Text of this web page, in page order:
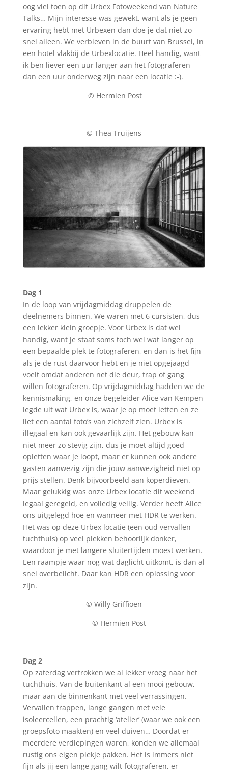
oog viel toen op dit Urbex Fotoweekend van Nature
Talks… Mijn interesse was gewekt, want als je geen
ervaring hebt met Urbexen dan doe je dat niet zo
snel alleen. We verbleven in de buurt van Brussel, in
een hotel vlakbij de Urbexlocatie. Heel handig, want
ik ben liever een uur langer aan het fotograferen
dan een uur onderweg zijn naar een locatie :-).
© Hermien Post
© Thea Truijens
Dag 1
In de loop van vrijdagmiddag druppelen de
deelnemers binnen. We waren met 6 cursisten, dus
een lekker klein groepje. Voor Urbex is dat wel
handig, want je staat soms toch wel wat langer op
een bepaalde plek te fotograferen, en dan is het fijn
als je de rust daarvoor hebt en je niet opgejaagd
voelt omdat anderen net die deur, trap of gang
willen fotograferen. Op vrijdagmiddag hadden we de
kennismaking, en onze begeleider Alice van Kempen
legde uit wat Urbex is, waar je op moet letten en ze
liet een aantal foto’s van zichzelf zien. Urbex is
illegaal en kan ook gevaarlijk zijn. Het gebouw kan
niet meer zo stevig zijn, dus je moet altijd goed
opletten waar je loopt, maar er kunnen ook andere
gasten aanwezig zijn die jouw aanwezigheid niet op
prijs stellen. Denk bijvoorbeeld aan koperdieven.
Maar gelukkig was onze Urbex locatie dit weekend
legaal geregeld, en volledig veilig. Verder heeft Alice
ons uitgelegd hoe en wanneer met HDR te werken.
Het was op deze Urbex locatie (een oud vervallen
tuchthuis) op veel plekken behoorlijk donker,
waardoor je met langere sluitertijden moest werken.
Een raampje waar nog wat daglicht uitkomt, is dan al
snel overbelicht. Daar kan HDR een oplossing voor
zijn.
© Willy Griffioen
© Hermien Post
Dag 2
Op zaterdag vertrokken we al lekker vroeg naar het
tuchthuis. Van de buitenkant al een mooi gebouw,
maar aan de binnenkant met veel verrassingen.
Vervallen trappen, lange gangen met vele
isoleercellen, een prachtig ‘atelier’ (waar we ook een
groepsfoto maakten) en veel duiven… Doordat er
meerdere verdiepingen waren, konden we allemaal
rustig ons eigen plekje pakken. Het is immers niet
fijn als jij een lange gang wilt fotograferen, er